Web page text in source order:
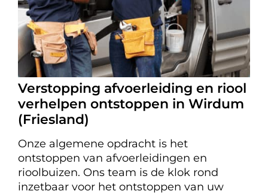
Verstopping afvoerleiding en riool
verhelpen ontstoppen in Wirdum
(Friesland)
Onze algemene opdracht is het
ontstoppen van afvoerleidingen en
rioolbuizen. Ons team is de klok rond
inzetbaar voor het ontstoppen van uw